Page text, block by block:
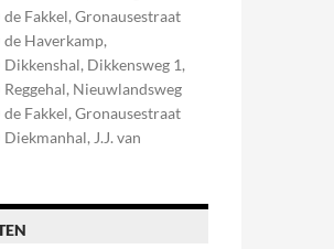
20, 7545LZ Enschede
de Fakkel, Gronausestraat
107, 7581CE Losser
de Haverkamp,
Stationsstraat 30, 7475AM
Markelo
Dikkenshal, Dikkensweg 1,
7641CC Wierden
Reggehal, Nieuwlandsweg
1, 7461VP Rijssen
de Fakkel, Gronausestraat
107, 7581CE Losser
Diekmanhal, J.J. van